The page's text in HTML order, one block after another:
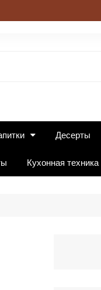
Десерты
Кухонная техника